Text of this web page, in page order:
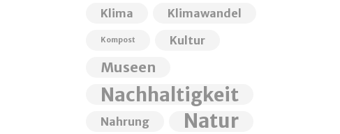
Klima Klimawandel
Kompost Kultur
Museen
Nachhaltigkeit
Nahrung Natur